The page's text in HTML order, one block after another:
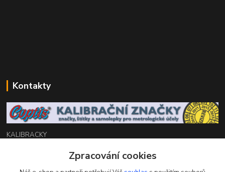
Kontakty
KALIBRACKY
Zákaznická podpora eshop
+420 770 666 450
Zpracování cookies